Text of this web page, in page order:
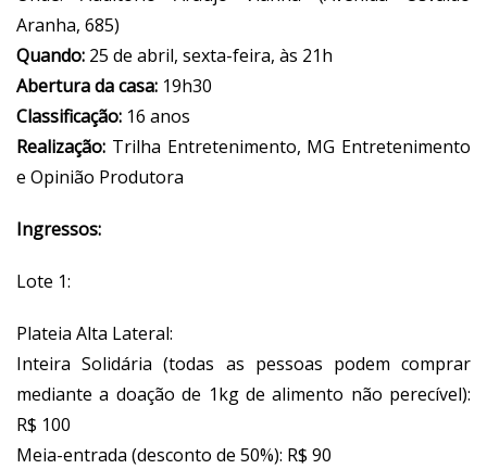
Aranha, 685)
Quando: 25 de abril, sexta-feira, às 21h
Abertura da casa: 19h30
Classificação: 16 anos
Realização: Trilha Entretenimento, MG Entretenimento
e Opinião Produtora
Ingressos:
Lote 1:
Plateia Alta Lateral:
Inteira Solidária (todas as pessoas podem comprar
mediante a doação de 1kg de alimento não perecível):
R$ 100
Meia-entrada (desconto de 50%): R$ 90